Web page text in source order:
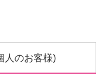
人のお客様)